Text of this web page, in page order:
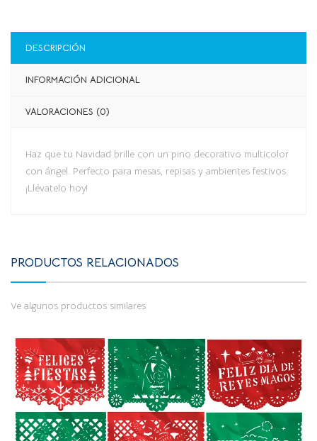
DESCRIPCIÓN
INFORMACIÓN ADICIONAL
VALORACIONES (0)
Haz que tu Navidad brille con un pino decorativo multicolor
con ángel. Perfecto para mesas, repisas y ambientes festivos.
¡Llévatelo hoy!
PRODUCTOS RELACIONADOS
Ve algunos productos similares